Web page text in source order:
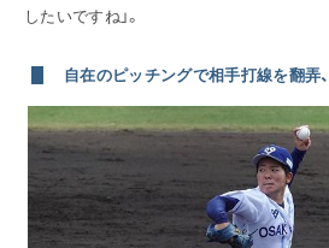
したいですね」。
自在のピッチングで相手打線を翻弄